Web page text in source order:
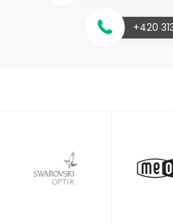
+420